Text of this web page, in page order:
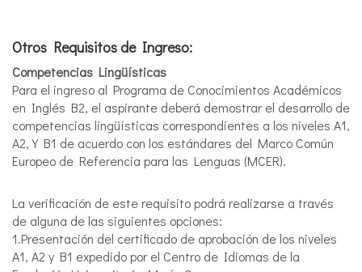
Otros Requisitos de Ingreso:
Competencias Lingüísticas
Para el ingreso al Programa de Conocimientos Académicos
en Inglés B2, el aspirante deberá demostrar el desarrollo de
competencias lingüísticas correspondientes a los niveles A1,
A2, Y B1 de acuerdo con los estándares del Marco Común
Europeo de Referencia para las Lenguas (MCER).
La verificación de este requisito podrá realizarse a través
de alguna de las siguientes opciones:
1.Presentación del certificado de aprobación de los niveles
A1, A2 y B1 expedido por el Centro de Idiomas de la